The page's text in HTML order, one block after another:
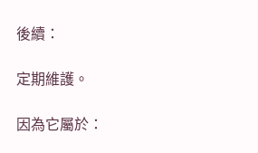
後續：
定期維護。
因為它屬於：